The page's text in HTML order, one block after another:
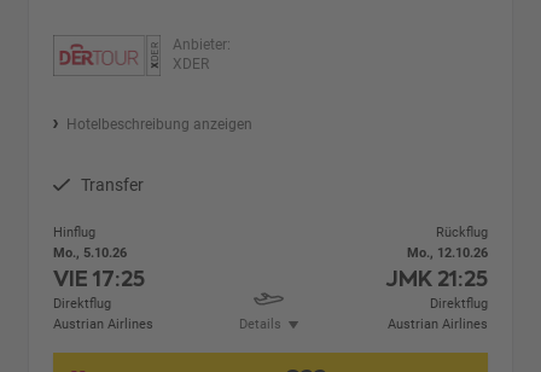
Anbieter:
XDER
Hotelbeschreibung anzeigen
Transfer
Hinflug
Mo., 5.10.26
VIE17:25
Direktflug
Austrian Airlines
Details
Rückflug
Mo., 12.10.26
JMK 21:25
Direktflug
Austrian Airlines